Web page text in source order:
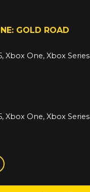
GOLD ROAD
Xbox One, Xbox Series
Xbox One, Xbox Series